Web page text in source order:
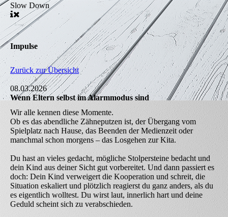
Slow Down
Impulse
Zurück zur Übersicht
08.03.2026
Wenn Eltern selbst im Alarmmodus sind
Wir alle kennen diese Momente.
Ob es das abendliche Zähneputzen ist, der Übergang vom
Spielplatz nach Hause, das Beenden der Medienzeit oder
manchmal schon morgens – das Losgehen zur Kita.
Du hast an vieles gedacht, mögliche Stolpersteine bedacht und
dein Kind aus deiner Sicht gut vorbereitet. Und dann passiert es
doch: Dein Kind verweigert die Kooperation und schreit, die
Situation eskaliert und plötzlich reagierst du ganz anders, als du
es eigentlich wolltest. Du wirst laut, innerlich hart und deine
Geduld scheint sich zu verabschieden.